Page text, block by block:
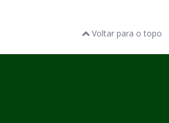
Voltar para o topo